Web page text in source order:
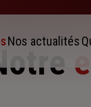
Nos actualités